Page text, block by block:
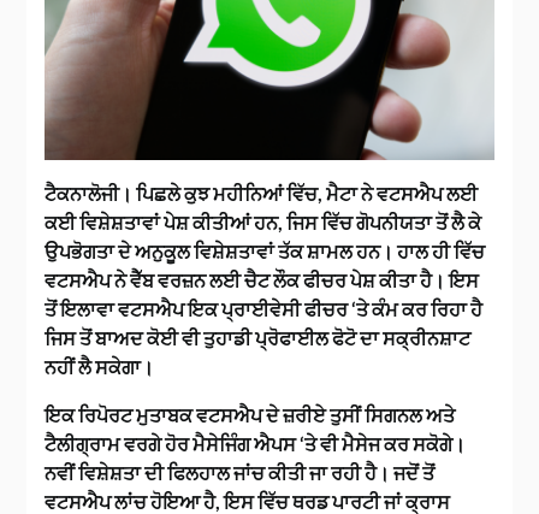
ਟੈਕਨਾਲੋਜੀ।ਪਿਛਲੇ ਕੁਝ ਮਹੀਨਿਆਂ ਵਿੱਚ, ਮੈਟਾ ਨੇ ਵਟਸਐਪ ਲਈ
ਕਈ ਵਿਸ਼ੇਸ਼ਤਾਵਾਂ ਪੇਸ਼ ਕੀਤੀਆਂ ਹਨ, ਜਿਸ ਵਿੱਚ ਗੋਪਨੀਯਤਾ ਤੋਂ ਲੈ ਕੇ
ਉਪਭੋਗਤਾ ਦੇ ਅਨੁਕੂਲ ਵਿਸ਼ੇਸ਼ਤਾਵਾਂ ਤੱਕ ਸ਼ਾਮਲ ਹਨ। ਹਾਲ ਹੀ ਵਿੱਚ
ਵਟਸਐਪ ਨੇ ਵੈੱਬ ਵਰਜ਼ਨ ਲਈ ਚੈਟ ਲੌਕ ਫੀਚਰ ਪੇਸ਼ ਕੀਤਾ ਹੈ। ਇਸ
ਤੋਂ ਇਲਾਵਾ ਵਟਸਐਪ ਇਕ ਪ੍ਰਾਈਵੇਸੀ ਫੀਚਰ ‘ਤੇ ਕੰਮ ਕਰ ਰਿਹਾ ਹੈ
ਜਿਸ ਤੋਂ ਬਾਅਦ ਕੋਈ ਵੀ ਤੁਹਾਡੀ ਪ੍ਰੋਫਾਈਲ ਫੋਟੋ ਦਾ ਸਕ੍ਰੀਨਸ਼ਾਟ
ਨਹੀਂ ਲੈ ਸਕੇਗਾ।
ਇਕ ਰਿਪੋਰਟ ਮੁਤਾਬਕ ਵਟਸਐਪ ਦੇ ਜ਼ਰੀਏ ਤੁਸੀਂ ਸਿਗਨਲ ਅਤੇ
ਟੈਲੀਗ੍ਰਾਮ ਵਰਗੇ ਹੋਰ ਮੈਸੇਜਿੰਗ ਐਪਸ ‘ਤੇ ਵੀ ਮੈਸੇਜ ਕਰ ਸਕੋਗੇ।
ਨਵੀਂ ਵਿਸ਼ੇਸ਼ਤਾ ਦੀ ਫਿਲਹਾਲ ਜਾਂਚ ਕੀਤੀ ਜਾ ਰਹੀ ਹੈ। ਜਦੋਂ ਤੋਂ
ਵਟਸਐਪ ਲਾਂਚ ਹੋਇਆ ਹੈ, ਇਸ ਵਿੱਚ ਥਰਡ ਪਾਰਟੀ ਜਾਂ ਕ੍ਰਾਸ